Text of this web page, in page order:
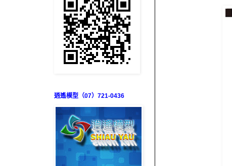
逍遙模型（07）721-0436